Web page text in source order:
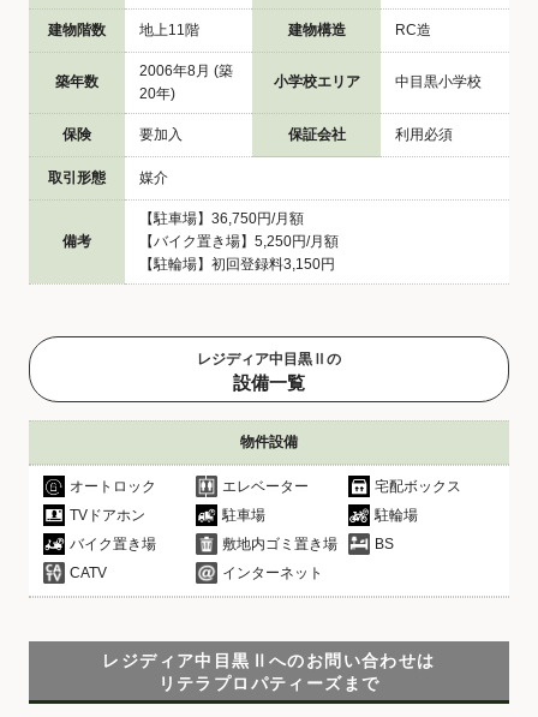
建物階数 地上11階 建物構造 RC造
築年数
2006年8月 (築
20年)
小学校エリア 中目黒小学校
保険 要加入 保証会社 利用必須
取引形態 媒介
備考
【駐車場】36,750円/月額
【バイク置き場】5,250円/月額
【駐輪場】初回登録料3,150円
レジディア中目黒Ⅱの
設備一覧
物件設備
オートロック エレベーター
宅配ボックス
TVドアホン
駐車場
駐輪場
バイク置き場
敷地内ゴミ置き場
BS
CATV
インターネット
レジディア中目黒Ⅱへのお問い合わせは
リテラプロパティーズまで